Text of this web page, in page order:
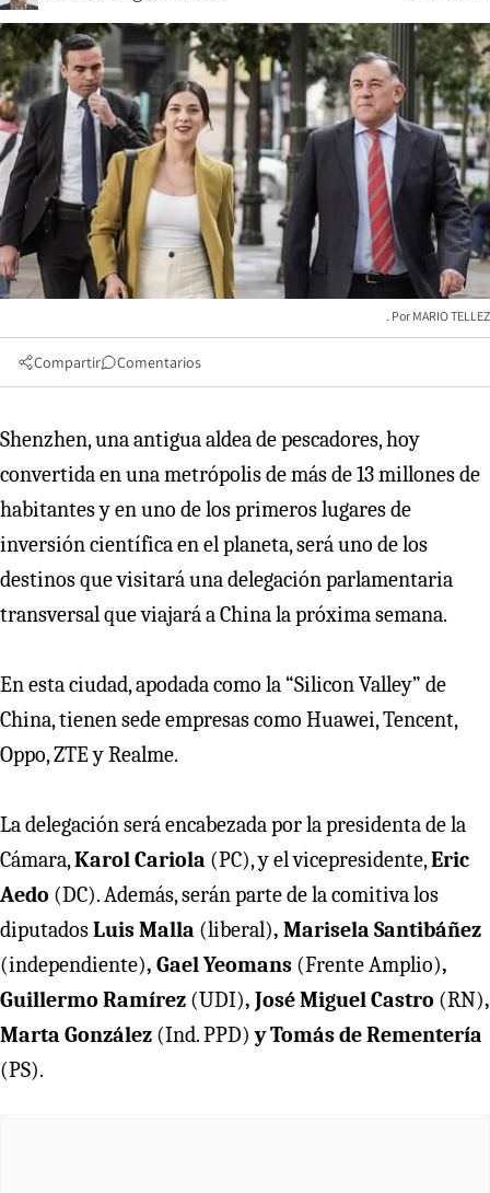
MARIO TELLEZ
Compartir Comentarios
Shenzhen, una antigua aldea de pescadores, hoy
convertida en una metrópolis de más de 13 millones de
habitantes y en uno de los primeros lugares de
inversión científica en el planeta, será uno de los
destinos que visitará una delegación parlamentaria
transversal que viajará a China la próxima semana.
En esta ciudad, apodada como la “Silicon Valley” de
China, tienen sede empresas como Huawei, Tencent,
Oppo, ZTE y Realme.
La delegación será encabezada por la presidenta de la
Cámara,Karol Cariola (PC), y el vicepresidente,Eric
Aedo (DC). Además, serán parte de la comitiva los
diputadosLuis Malla (liberal), Marisela Santibáñez
(independiente), Gael Yeomans (Frente Amplio),
Guillermo Ramírez (UDI), José Miguel Castro (RN),
Marta González (Ind. PPD)y Tomás de Rementería
(PS).